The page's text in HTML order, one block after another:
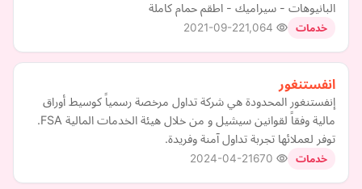
البانيوهات - سيراميك - اطقم حمام كاملة
خدمات 2021-09-22
انفستنغور
إنفستنغور المحدودة هي شركة تداول مرخصة رسمياً كوسيط أوراق
مالية وفقاً لقوانين سيشيل و من خلال هيئة الخدمات المالية FSA.
توفر لعملائها تجربة تداول آمنة وفريدة.
خدمات 2024-04-21